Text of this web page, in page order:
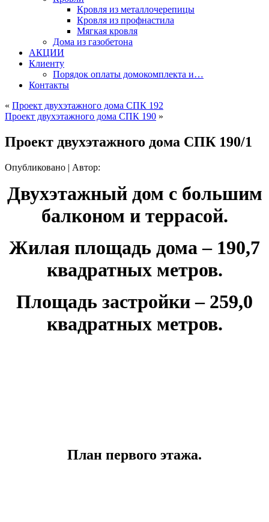
Кровля из металлочерепицы
Кровля из профнастила
Мягкая кровля
Дома из газобетона
АКЦИИ
Клиенту
Порядок оплаты домокомплекта и…
Контакты
« Проект двухэтажного дома СПК 192
Проект двухэтажного дома СПК 190 »
Проект двухэтажного дома СПК 190/1
Опубликовано | Автор:
Двухэтажный дом с большим
балконом и террасой.
Жилая площадь дома – 190,7
квадратных метров.
Площадь застройки – 259,0
квадратных метров.
План первого этажа.